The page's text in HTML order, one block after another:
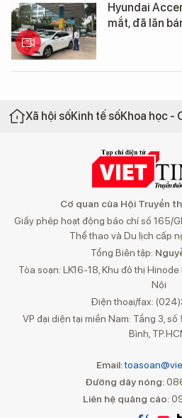
Hyundai
mắt, đã lăn
Xã hội sốKinh tế sốKhoa học -
Cơ quan của Hội Truyền
Giấy phép hoạt động báo chí số 165/
Thể thao và Du lịch cấp
Tổng Biên tập:
Tòa soạn: LK16-18, Khu đô thị
Nội
Điện thoại/fax:
VP đại diện tại miền Nam: Tầng 3,
Bình,
Email:
Đường dây nóng:
Liên hệ quảng cáo: